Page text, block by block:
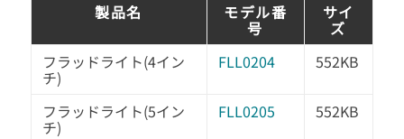
製品名 モデル番
号
サイ
ズ
フラッドライト(4イン
チ)
FLL0204 552KB
フラッドライト(5イン
チ)
FLL0205 552KB